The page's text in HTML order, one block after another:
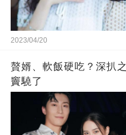
2023/04/20
贅婿、軟飯硬吃？深扒
竇驍了